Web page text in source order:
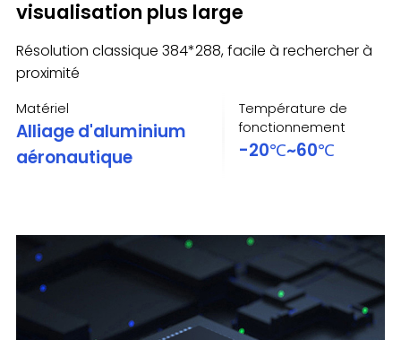
visualisation plus large
Résolution classique 384*288, facile à rechercher à
proximité
Matériel
Alliage d'aluminium
aéronautique
Température de
fonctionnement
-20℃~60℃